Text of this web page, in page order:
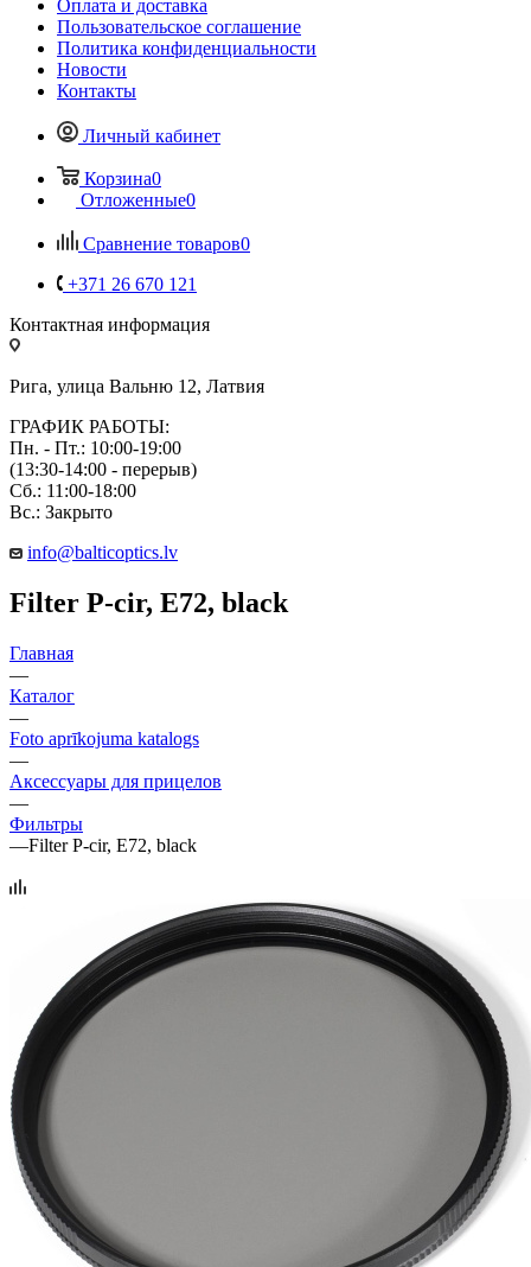
Оплата и доставка
Пользовательское соглашение
Политика конфиденциальности
Новости
Контакты
Личный кабинет
Корзина0
Отложенные0
Сравнение товаров0
+371 26 670 121
Контактная информация
Рига, улица Вальню 12, Латвия
ГРАФИК РАБОТЫ:
Пн. - Пт.: 10:00-19:00
(13:30-14:00 - перерыв)
Сб.: 11:00-18:00
Вс.: Закрыто
info@balticoptics.lv
Filter P-cir, E72, black
Главная
—
Каталог
—
Foto aprīkojuma katalogs
—
Аксессуары для прицелов
—
Фильтры
—Filter P-cir, E72, black